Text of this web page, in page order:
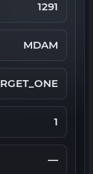
1291
MDAM
1
—